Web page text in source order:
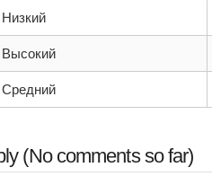
Низкий
Высокий
Средний
(No comments so far)